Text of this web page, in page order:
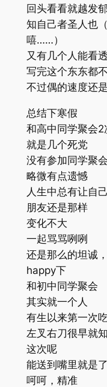
回头看看就越发
知自己者圣人也
嘻……）
又有几个人能看
写完这个东东都
不过偶的速度还
总结下寒假
和高中同学聚会2
就是几个死党
没有参加同学聚会
略微有点遗憾
人生中总有让自
朋友还是那样
变化不大
一起骂骂咧咧
还是那么的坦诚，
happy下
和初中同学聚会
其实就一个人
有生以来第一次
左叉右刀很早就
这次呢
能送到嘴里就是了
呵呵，精准